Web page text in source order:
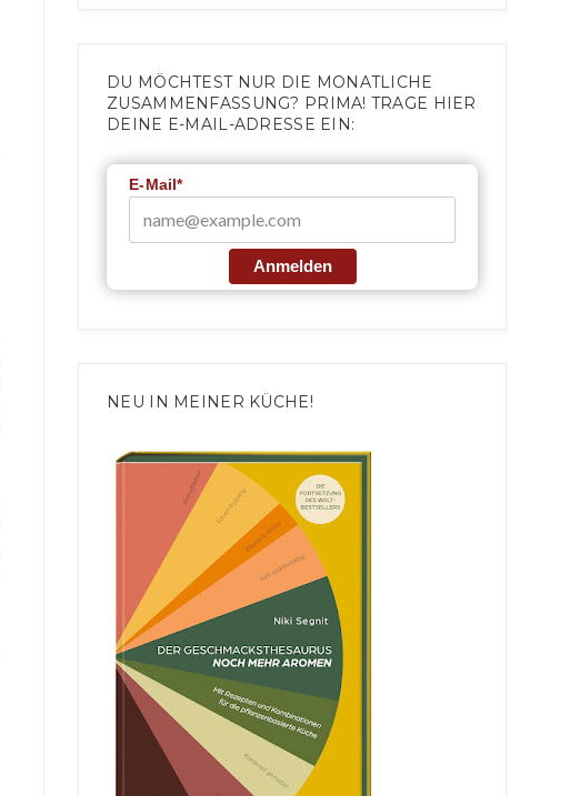
DU MÖCHTEST NUR DIE MONATLICHE
ZUSAMMENFASSUNG? PRIMA! TRAGE HIER
DEINE E-MAIL-ADRESSE EIN:
E-Mail*
Anmelden
NEU IN MEINER KÜCHE!